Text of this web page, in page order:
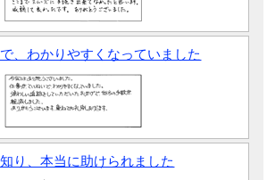
、わかりやすくなっていました
り、本当に助けられました